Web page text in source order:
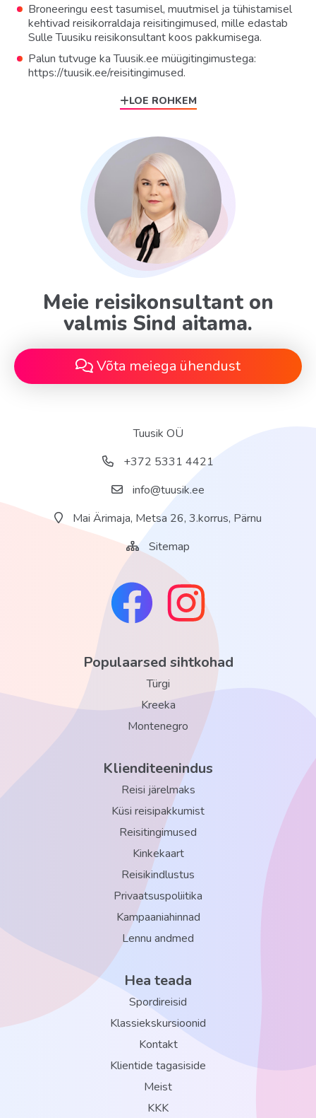
Broneeringu eest tasumisel, muutmisel ja tühistamisel
kehtivad reisikorraldaja reisitingimused, mille edastab
Sulle Tuusiku reisikonsultant koos pakkumisega.
Palun tutvuge ka Tuusik.ee müügitingimustega:
https://tuusik.ee/reisitingimused.
LOE ROHKEM
Meie reisikonsultant on
valmis Sind aitama.
Võta meiega ühendust
Populaarsed sihtkohad
Türgi
Kreeka
Montenegro
Klienditeenindus
Reisi järelmaks
Küsi reisipakkumist
Reisitingimused
Kinkekaart
Reisikindlustus
Privaatsuspoliitika
Kampaaniahinnad
Lennu andmed
Hea teada
Spordireisid
Klassiekskursioonid
Kontakt
Klientide tagasiside
Meist
KKK
Tuusik OÜ
+372 5331 4421
info@tuusik.ee
Mai Ärimaja, Metsa 26, 3.korrus, Pärnu
Sitemap